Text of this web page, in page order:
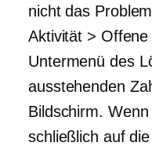
nicht das
Aktivität >
Untermenü des
ausstehenden
Bildschirm.
schließlich auf